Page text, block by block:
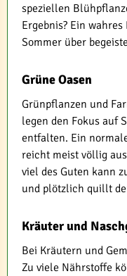
speziellen
Ergebnis? Ein
Sommer über
Grüne Oasen
Grünpflanzen und
legen den Fokus auf
entfalten. Ein
reicht meist völlig
viel des Guten kann
und plötzlich quillt
Kräuter und
Bei Kräutern und
Zu viele Nährstoffe